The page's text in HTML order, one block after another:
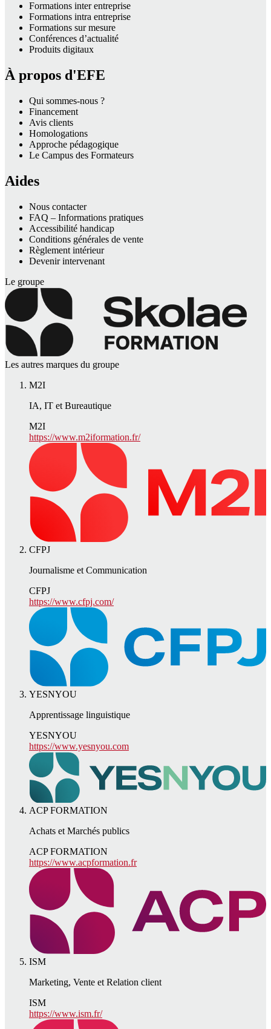
Formations inter entreprise
Formations intra entreprise
Formations sur mesure
Conférences d’actualité
Produits digitaux
À propos d'EFE
Qui sommes-nous ?
Financement
Avis clients
Homologations
Approche pédagogique
Le Campus des Formateurs
Aides
Nous contacter
FAQ – Informations pratiques
Accessibilité handicap
Conditions générales de vente
Règlement intérieur
Devenir intervenant
Le groupe
Les autres marques du groupe
M2I
IA, IT et Bureautique
M2I
https://www.m2iformation.fr/
CFPJ
Journalisme et Communication
CFPJ
https://www.cfpj.com/
YESNYOU
Apprentissage linguistique
YESNYOU
https://www.yesnyou.com
ACP FORMATION
Achats et Marchés publics
ACP FORMATION
https://www.acpformation.fr
ISM
Marketing, Vente et Relation client
ISM
https://www.ism.fr/